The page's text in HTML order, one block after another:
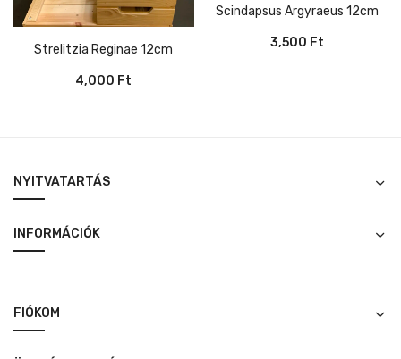
Strelitzia Reginae 12cm
4,000 Ft
Értékelés:
/ 5
Scindapsus Argyraeus 12cm
3,500 Ft
NYITVATARTÁS
INFORMÁCIÓK
FIÓKOM